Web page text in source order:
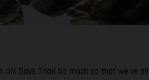
Days Trial! So much so that we’ve